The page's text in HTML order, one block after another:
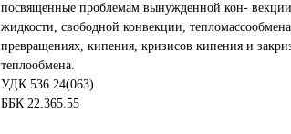
посвященные проблемам вынужденной кон-
жидкости, свободной конвекции,
превращениях, кипения, кризисов кипения и
теплообмена.
УДК 536.24(063)
ББК 22.365.55